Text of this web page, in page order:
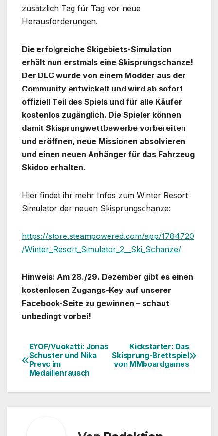
zusätzlich Tag für Tag vor neue
Herausforderungen.
Die erfolgreiche Skigebiets-Simulation
erhält nun erstmals eine Skisprungschanze!
Der DLC wurde von einem Modder aus der
Community entwickelt und wird ab sofort
offiziell Teil des Spiels und für alle Käufer
kostenlos zugänglich. Die Spieler können
damit Skisprungwettbewerbe vorbereiten
und eröffnen, neue Missionen absolvieren
und einen neuen Anhänger für das Fahrzeug
Skidoo erhalten.
Hier findet ihr mehr Infos zum Winter Resort
Simulator der neuen Skisprungschanze:
https://store.steampowered.com/app/1784720
/Winter_Resort_Simulator_2__Ski_Schanze/
Hinweis: Am 28./29. Dezember gibt es einen
kostenlosen Zugangs-Key auf unserer
Facebook-Seite zu gewinnen – schaut
unbedingt vorbei!
Beitragsnavigation
Kickstarter: Das
Skisprung-Brettspiel
von MMboardgames
EYOF/Vuokatti: Jonas
Schuster und Nika
Prevc im
Medaillenrausch